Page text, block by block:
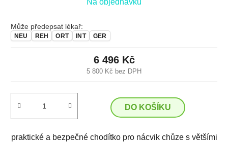
Může předepsat lékař:
NEU REH ORT INT GER
5 800 Kč bez DPH
6 496 Kč
DO KOŠÍKU
praktické a bezpečné chodítko pro nácvik chůze s většími